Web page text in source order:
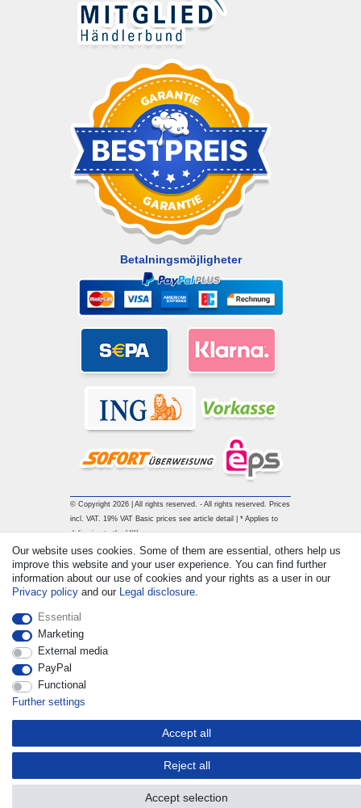
Betalningsmöjligheter
© Copyright 2026 | All rights reserved. - All rights reserved. Prices
incl. VAT. 19% VAT Basic prices see article detail | * Applies to
deliveries to the UK!
Our website uses cookies. Some of them are essential, others help us
improve this website and your user experience. You can find further
information about our use of cookies and your rights as a user in our
Privacy policy and our Legal disclosure.
Essential
Marketing
External media
PayPal
Functional
Further settings
Accept all
Reject all
Accept selection
Withdraw from contract here Contact